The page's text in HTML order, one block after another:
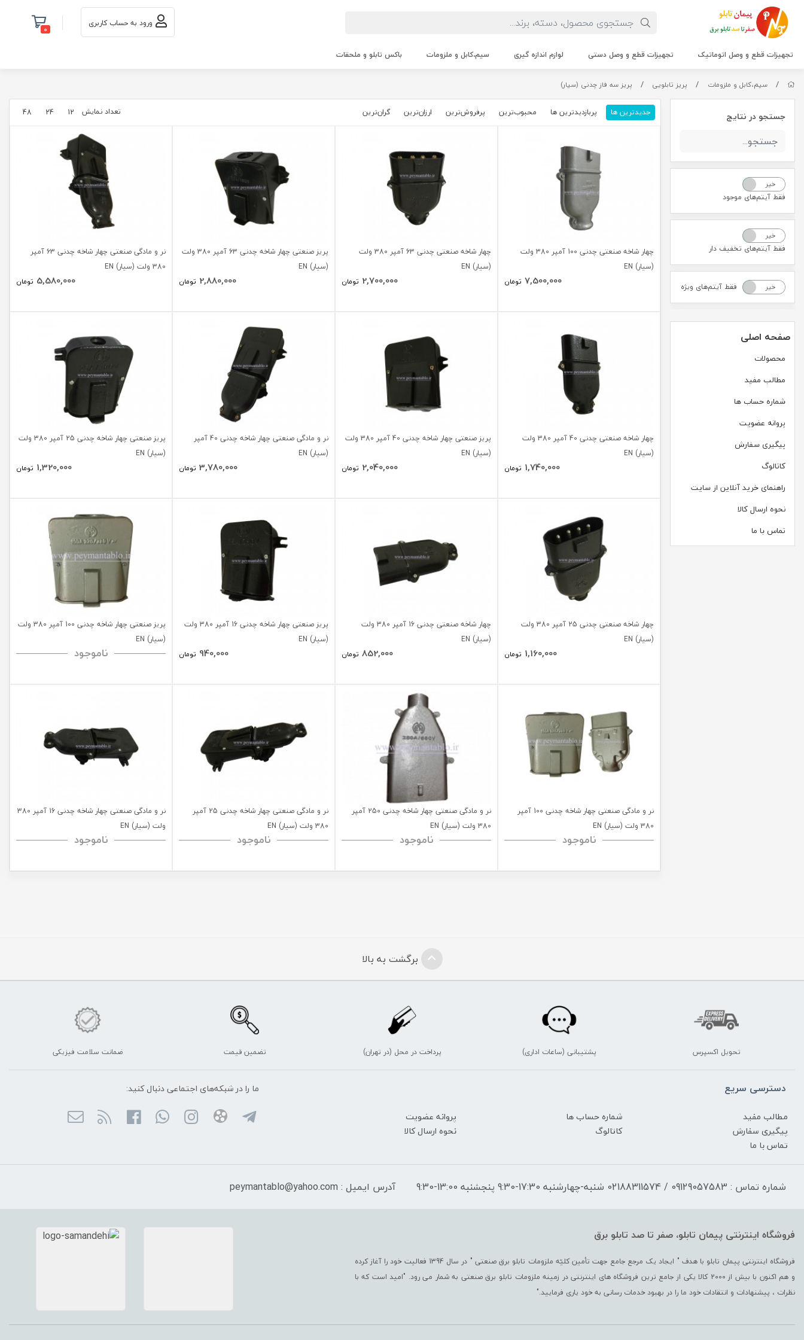
ورود به حساب کاربری 0
تجهیزات قطع و وصل اتوماتیک تجهیزات قطع و وصل دستی لوازم اندازه گیری سیم،کابل و ملزومات باکس تابلو و ملحقات
/ سیم،کابل و ملزومات / پریز تابلویی / پریز سه فاز چدنی (سیار)
جستجو در نتایج
خیر
فقط آیتم‌های موجود
خیر
فقط آیتم‌های تخفیف دار
بله خیر فقط آیتم‌های ویژه
صفحه اصلی
محصولات
مطالب مفید
شماره حساب ها
پروانه عضویت
پیگیری سفارش
کاتالوگ
راهنمای خرید آنلاین از سایت
نحوه ارسال کالا
تماس با ما
جدیدترین ها پربازدیدترین ها محبوب‌‌ترین پرفروش‌ترین ارزان‌ترین گران‌ترین تعداد نمایش 12
24
48
چهار شاخه صنعتی چدنی 100 آمپر 380 ولت
(سیار) EN
7,500,000 تومان
چهار شاخه صنعتی چدنی 63 آمپر 380 ولت
(سیار) EN
2,700,000 تومان
پریز صنعتی چهار شاخه چدنی 63 آمپر 380 ولت
(سیار) EN
2,880,000 تومان
نر و مادگی صنعتی چهار شاخه چدنی 63 آمپر
380 ولت (سیار) EN
5,580,000 تومان
چهار شاخه صنعتی چدنی 40 آمپر 380 ولت
(سیار) EN
1,740,000 تومان
پریز صنعتی چهار شاخه چدنی 40 آمپر 380 ولت
(سیار) EN
2,040,000 تومان
نر و مادگی صنعتی چهار شاخه چدنی 40 آمپر
(سیار) EN
3,780,000 تومان
پریز صنعتی چهار شاخه چدنی 25 آمپر 380 ولت
(سیار) EN
1,320,000 تومان
چهار شاخه صنعتی چدنی 25 آمپر 380 ولت
(سیار) EN
1,160,000 تومان
چهار شاخه صنعتی چدنی 16 آمپر 380 ولت
(سیار) EN
852,000 تومان
پریز صنعتی چهار شاخه چدنی 16 آمپر 380 ولت
(سیار) EN
940,000 تومان
پریز صنعتی چهار شاخه چدنی 100 آمپر 380 ولت
(سیار) EN
ناموجود
نر و مادگی صنعتی چهار شاخه چدنی 100 آمپر
380 ولت (سیار) EN
ناموجود
نر و مادگی صنعتی چهار شاخه چدنی 250 آمپر
380 ولت (سیار) EN
ناموجود
نر و مادگی صنعتی چهار شاخه چدنی 25 آمپر
380 ولت (سیار) EN
ناموجود
نر و مادگی صنعتی چهار شاخه چدنی 16 آمپر 380
ولت (سیار) EN
ناموجود
برگشت به بالا
تحویل اکسپرس پشتیبانی (ساعات اداری) پرداخت در محل (در تهران) تضمین قیمت ضمانت سلامت فیزیکی
دسترسی سریع
مطالب مفید شماره حساب ها
پروانه عضویت
پیگیری سفارش
کاتالوگ
نحوه ارسال کالا
تماس با ما
ما را در شبکه‌های اجتماعی دنبال کنید:
شماره تماس : 09129057583 / 02188311574 شنبه-چهارشنبه 17:30-9:30 پنجشنبه 13:00-9:30 آدرس ایمیل : peymantablo@yahoo.com
فروشگاه اینترنتی پیمان تابلو، صفر تا صد تابلو برق
فروشگاه اینترنتی پیمان تابلو با هدف " ایجاد یک مرجع جامع جهت تأمین کلیّه ملزومات تابلو برق صنعتی " در سال 1394 فعالیت خود را آغاز کرده
و هم اکنون با بیش از 2000 کالا یکی از جامع ترین فروشگاه های اینترنتی در زمینه ملزومات تابلو برق صنعتی به شمار می رود. "امید است که با
نظرات ، پیشنهادات و انتقادات خود ما را در بهبود خدمات رسانی به خود یاری فرمایید."